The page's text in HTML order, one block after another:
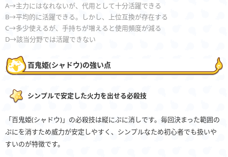
A→主力にはなれないが、代用として十分活躍できる
B→平均的に活躍できる。しかし、上位互換が存在する
C→多少使えるが、手持ちが増えると使用頻度が減る
D→該当分野では活躍できない
百鬼姫(シャドウ)の強い点
シンプルで安定した火力を出せる必殺技
「百鬼姫(シャドウ)」の必殺技は縦にぷに消しです。毎回決まった範囲の
ぷにを消すため威力が安定しやすく、シンプルなため初心者でも扱いや
すいのが特徴です。